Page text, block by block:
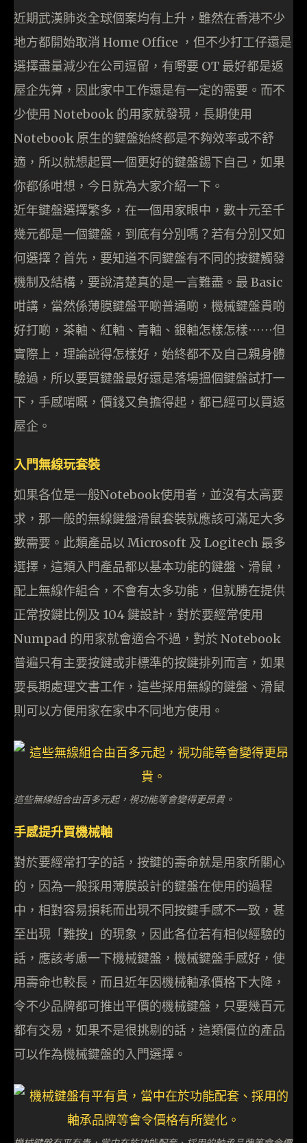
近期武漢肺炎全球個案均有上升，雖然在香港不少
地方都開始取消 Home Office ，但不少打工仔還是
選擇盡量減少在公司逗留，有嘢要 OT 最好都是返
屋企先算，因此家中工作還是有一定的需要。而不
少使用 Notebook 的用家就發現，長期使用
Notebook 原生的鍵盤始終都是不夠效率或不舒
適，所以就想起買一個更好的鍵盤錫下自己，如果
你都係咁想，今日就為大家介紹一下。
近年鍵盤選擇繁多，在一個用家眼中，數十元至千
幾元都是一個鍵盤，到底有分別嗎？若有分別又如
何選擇？首先，要知道不同鍵盤有不同的按鍵觸發
機制及結構，要說清楚真的是一言難盡。最 Basic
咁講，當然係薄膜鍵盤平啲普通啲，機械鍵盤貴啲
好打啲，茶軸、紅軸、青軸、銀軸怎樣怎樣⋯⋯但
實際上，理論說得怎樣好，始終都不及自己親身體
驗過，所以要買鍵盤最好還是落場搵個鍵盤試打一
下，手感啱嘅，價錢又負擔得起，都已經可以買返
屋企。
入門無線玩套裝
如果各位是一般Notebook使用者，並沒有太高要
求，那一般的無線鍵盤滑鼠套裝就應該可滿足大多
數需要。此類產品以 Microsoft 及 Logitech 最多
選擇，這類入門產品都以基本功能的鍵盤、滑鼠，
配上無線作組合，不會有太多功能，但就勝在提供
正常按鍵比例及 104 鍵設計，對於要經常使用
Numpad 的用家就會適合不過，對於 Notebook
普遍只有主要按鍵或非標準的按鍵排列而言，如果
要長期處理文書工作，這些採用無線的鍵盤、滑鼠
則可以方便用家在家中不同地方使用。
這些無線組合由百多元起，視功能等會變得更昂貴。
手感提升買機械軸
對於要經常打字的話，按鍵的壽命就是用家所關心
的，因為一般採用薄膜設計的鍵盤在使用的過程
中，相對容易損耗而出現不同按鍵手感不一致，甚
至出現「難按」的現象，因此各位若有相似經驗的
話，應該考慮一下機械鍵盤，機械鍵盤手感好，使
用壽命也較長，而且近年因機械軸承價格下大降，
令不少品牌都可推出平價的機械鍵盤，只要幾百元
都有交易，如果不是很挑剔的話，這類價位的產品
可以作為機械鍵盤的入門選擇。